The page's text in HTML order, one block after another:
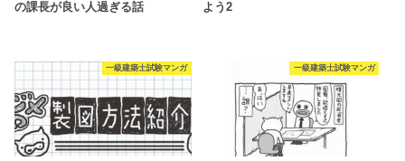
の課長が良い人過ぎる話
よう2
一級建築士試験マンガ 一級建築士試験マンガ